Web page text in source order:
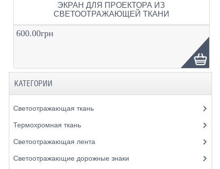
ЭКРАН ДЛЯ ПРОЕКТОРА ИЗ
СВЕТООТРАЖАЮЩЕЙ ТКАНИ
600.00грн
КАТЕГОРИИ
Светоотражающая ткань
Термохромная ткань
Светоотражающая лента
Светоотражающие дорожные знаки